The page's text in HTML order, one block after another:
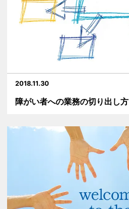
2018.11.30
障がい者への業務の切り出し方